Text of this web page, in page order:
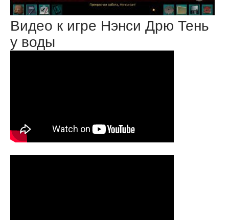
Видео к игре Нэнси Дрю Тень
у воды